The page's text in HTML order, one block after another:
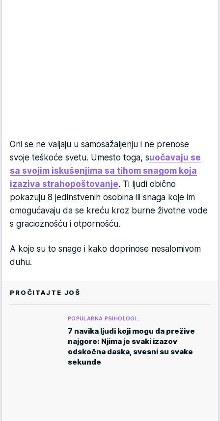
Oni se ne valjaju u samosažaljenju i ne prenose
svoje teškoće svetu. Umesto toga, suočavaju se
sa svojim iskušenjima sa tihom snagom koja
izaziva strahopoštovanje. Ti ljudi obično
pokazuju 8 jedinstvenih osobina ili snaga koje im
omogućavaju da se kreću kroz burne životne vode
s gracioznošću i otpornošću.
A koje su to snage i kako doprinose nesalomivom
duhu.
PROČITAJTE JOŠ
POPULARNA PSIHOLOGI…
7 navika ljudi koji mogu da prežive
najgore: Njima je svaki izazov
odskočna daska, svesni su svake
sekunde